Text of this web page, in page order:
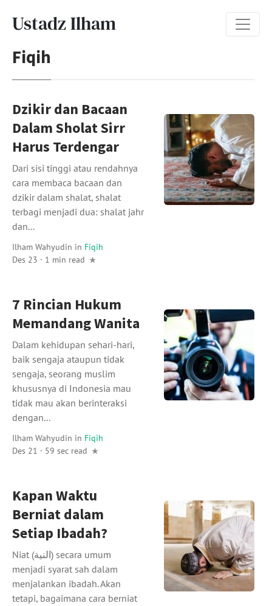
Ustadz Ilham
Fiqih
Dzikir dan Bacaan
Dalam Sholat Sirr
Harus Terdengar
Dari sisi tinggi atau rendahnya
cara membaca bacaan dan
dzikir dalam shalat, shalat
terbagi menjadi dua: shalat jahr
dan...
Ilham Wahyudin in Fiqih
Des 23 · 1 min read
7 Rincian Hukum
Memandang Wanita
Dalam kehidupan sehari-hari,
baik sengaja ataupun tidak
sengaja, seorang muslim
khususnya di Indonesia mau
tidak mau akan berinteraksi
dengan...
Ilham Wahyudin in Fiqih
Des 21 · 59 sec read
Kapan Waktu
Berniat dalam
Setiap Ibadah?
Niat (النية) secara umum
menjadi syarat sah dalam
menjalankan ibadah. Akan
tetapi, bagaimana cara berniat